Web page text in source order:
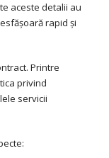
aceste detalii au
rapid și
Printre
privind
servicii